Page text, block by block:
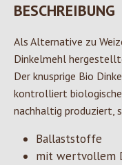
BESCHREIBUNG
Als Alternative zu
Dinkelmehl
Der knusprige Bio
kontrolliert
nachhaltig produziert,
Ballaststoffe
mit wertvollem